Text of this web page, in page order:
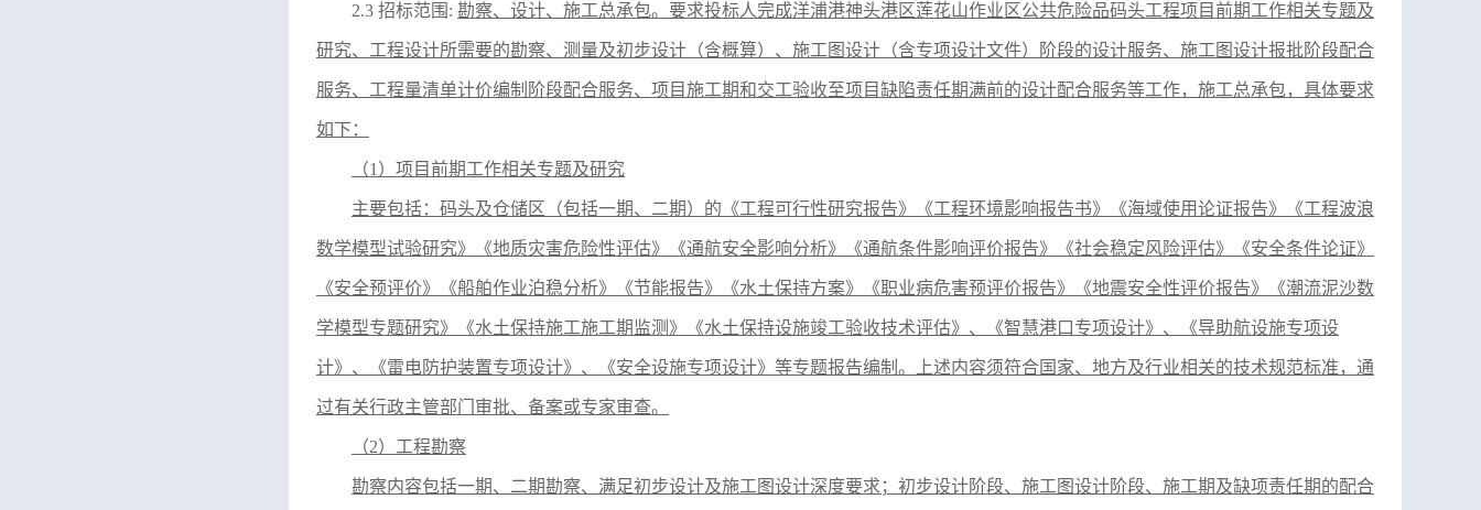
2.3 招标范围: 勘察、设计、施工总承包。要求投标人完成洋浦港神头港区莲花山作业区公共危险品码头工程项目前期工作相关专题及
研究、工程设计所需要的勘察、测量及初步设计（含概算）、施工图设计（含专项设计文件）阶段的设计服务、施工图设计报批阶段配合
服务、工程量清单计价编制阶段配合服务、项目施工期和交工验收至项目缺陷责任期满前的设计配合服务等工作，施工总承包，具体要求
如下：
（1）项目前期工作相关专题及研究
主要包括：码头及仓储区（包括一期、二期）的《工程可行性研究报告》《工程环境影响报告书》《海域使用论证报告》《工程波浪
数学模型试验研究》《地质灾害危险性评估》《通航安全影响分析》《通航条件影响评价报告》《社会稳定风险评估》《安全条件论证》
《安全预评价》《船舶作业泊稳分析》《节能报告》《水土保持方案》《职业病危害预评价报告》《地震安全性评价报告》《潮流泥沙数
学模型专题研究》《水土保持施工施工期监测》《水土保持设施竣工验收技术评估》 、 《智慧港口专项设计》 、 《导助航设施专项设
计》 、 《雷电防护装置专项设计》 、 《安全设施专项设计》等专题报告编制。上述内容须符合国家、地方及行业相关的技术规范标准，通
过有关行政主管部门审批、备案或专家审查。
（2）工程勘察
勘察内容包括一期、二期勘察、满足初步设计及施工图设计深度要求；初步设计阶段、施工图设计阶段、施工期及缺项责任期的配合